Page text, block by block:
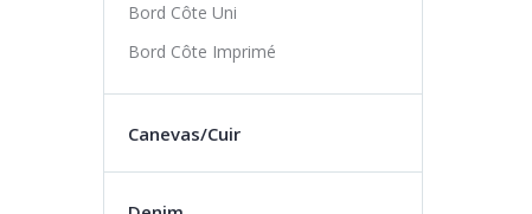
Bord Côte Uni
Bord Côte Imprimé
Canevas/Cuir